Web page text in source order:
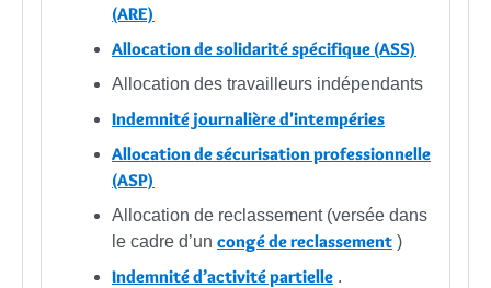
(ARE)
Allocation de solidarité spécifique (ASS)
Allocation des travailleurs indépendants
Indemnité journalière d'intempéries
Allocation de sécurisation professionnelle
(ASP)
Allocation de reclassement (versée dans
le cadre d’un congé de reclassement )
Indemnité d’activité partielle .